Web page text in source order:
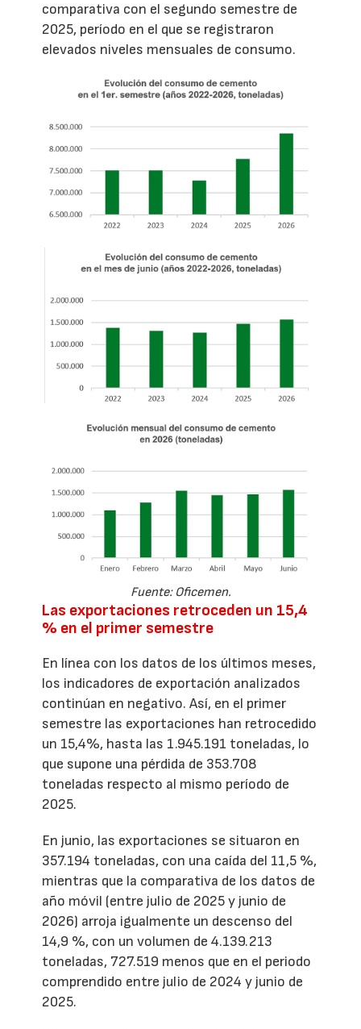
comparativa con el segundo semestre de
2025, período en el que se registraron
elevados niveles mensuales de consumo.
Fuente: Oficemen.
Las exportaciones retroceden un 15,4
% en el primer semestre
En línea con los datos de los últimos meses,
los indicadores de exportación analizados
continúan en negativo. Así, en el primer
semestre las exportaciones han retrocedido
un 15,4%, hasta las 1.945.191 toneladas, lo
que supone una pérdida de 353.708
toneladas respecto al mismo período de
2025.
En junio, las exportaciones se situaron en
357.194 toneladas, con una caída del 11,5 %,
mientras que la comparativa de los datos de
año móvil (entre julio de 2025 y junio de
2026) arroja igualmente un descenso del
14,9 %, con un volumen de 4.139.213
toneladas, 727.519 menos que en el periodo
comprendido entre julio de 2024 y junio de
2025.